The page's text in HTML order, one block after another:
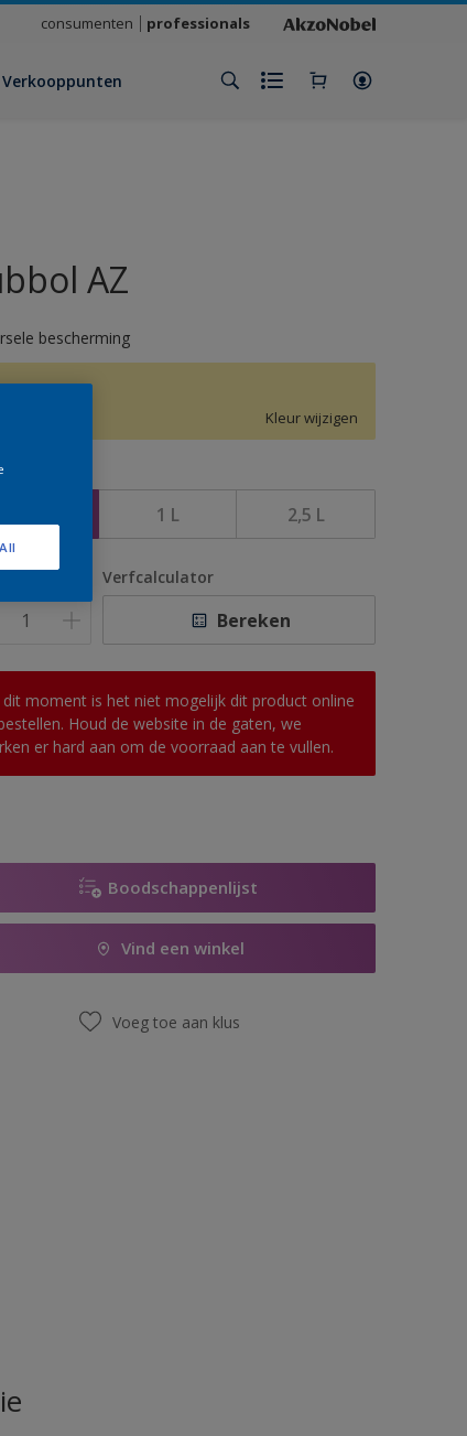
consumenten professionals
Verkooppunten
AZ
bescherming
Kleur wijzigen
1 L 2,5 L
Verfcalculator
Bereken
dit moment is het niet mogelijk dit product online
Houd de website in de gaten, we
er hard aan om de voorraad aan te vullen.
Boodschappenlijst
Vind een winkel
Voeg toe aan klus